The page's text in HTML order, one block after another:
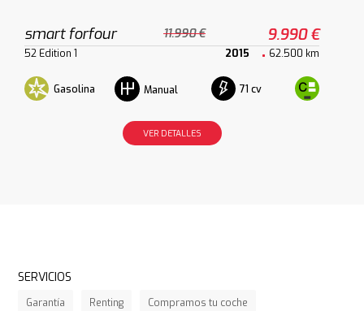
smart forfour 11.990 € 9.990 €
52 Edition 1 2015 62.500 km
Gasolina Manual 71 cv
VER DETALLES
SERVICIOS
Garantía Renting Compramos tu coche